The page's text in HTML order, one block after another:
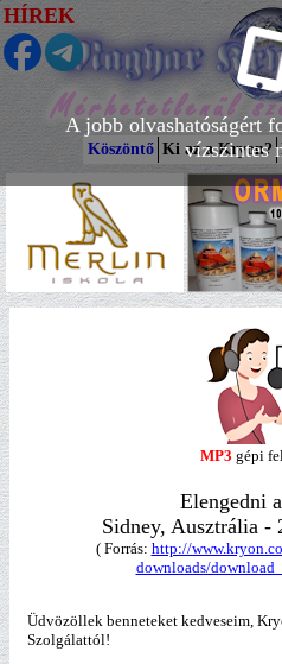
HÍREK
A jobb olvashatóságért
vízszintes
Köszöntő Ki az a Kryon?
MP3 gépi
Elengedni
Sidney, Ausztrália -
( Forrás: http://
downloads/
Üdvözöllek benneteket kedveseim,
Szolgálattól!